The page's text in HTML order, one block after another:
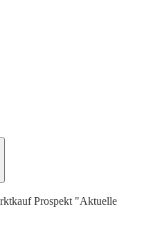
Prospekt "Aktuelle